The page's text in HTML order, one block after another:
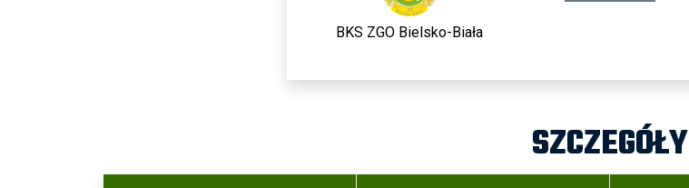
BKS ZGO Bielsko-Biała
SZCZEGÓŁY